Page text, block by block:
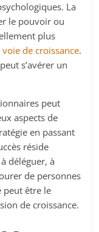
La
le pouvoir ou
plus
de croissance.
s’avérer un
peut
aspects de
en passant
réside
déléguer, à
de personnes
peut être le
de croissance.